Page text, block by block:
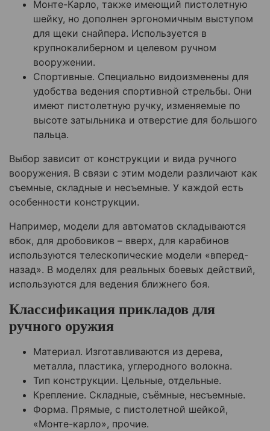
Монте-Карло, также имеющий пистолетную
шейку, но дополнен эргономичным выступом
для щеки снайпера. Используется в
крупнокалиберном и целевом ручном
вооружении.
Спортивные. Специально видоизменены для
удобства ведения спортивной стрельбы. Они
имеют пистолетную ручку, изменяемые по
высоте затыльника и отверстие для большого
пальца.
Выбор зависит от конструкции и вида ручного
вооружения. В связи с этим модели различают как
съемные, складные и несъемные. У каждой есть
особенности конструкции.
Например, модели для автоматов складываются
вбок, для дробовиков – вверх, для карабинов
используются телескопические модели «вперед-
назад». В моделях для реальных боевых действий,
используются для ведения ближнего боя.
Классификация прикладов для
ручного оружия
Материал. Изготавливаются из дерева,
металла, пластика, углеродного волокна.
Тип конструкции. Цельные, отдельные.
Крепление. Складные, съёмные, несъемные.
Форма. Прямые, с пистолетной шейкой,
«Монте-карло», прочие.